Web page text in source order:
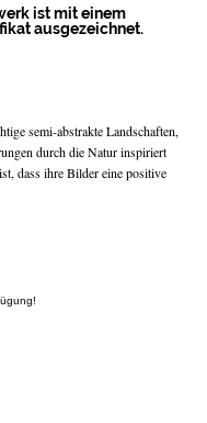
ist mit einem
ausgezeichnet.
semi-abstrakte Landschaften,
durch die Natur inspiriert
dass ihre Bilder eine positive